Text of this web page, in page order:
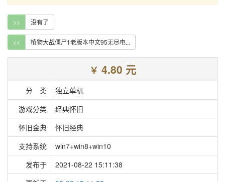
>> 没有了
<< 植物大战僵尸1老版本中文95无尽电...
￥ 4.80 元
分 类
独立单机
游戏分类
经典怀旧
怀旧金典
怀旧经典
支持系统
win7+win8+win10
发布于
2021-08-22 15:11:38